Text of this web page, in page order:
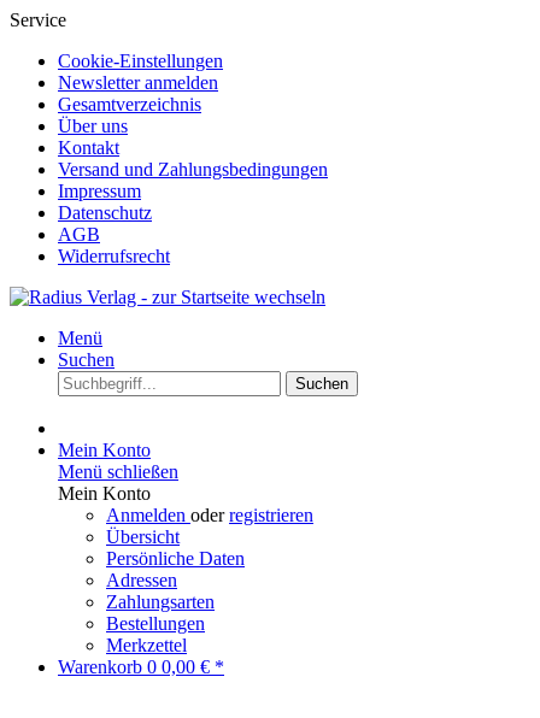
Service
Cookie-Einstellungen
Newsletter anmelden
Gesamtverzeichnis
Über uns
Kontakt
Versand und Zahlungsbedingungen
Impressum
Datenschutz
AGB
Widerrufsrecht
Menü
Suchen
Suchen
Mein Konto
Menü schließen
Mein Konto
Anmelden oderregistrieren
Übersicht
Persönliche Daten
Adressen
Zahlungsarten
Bestellungen
Merkzettel
Warenkorb 0 0,00 € *